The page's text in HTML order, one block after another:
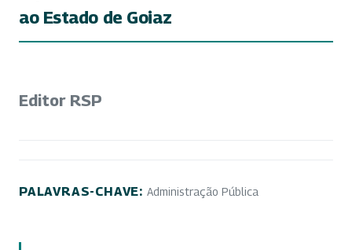
ao Estado de Goiaz
Editor RSP
PALAVRAS-CHAVE: Administração Pública